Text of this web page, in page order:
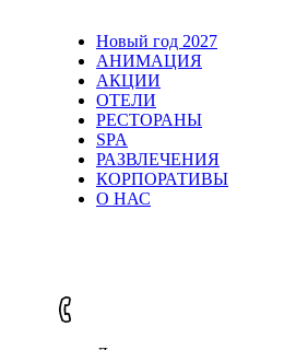
Новый год 2027
АНИМАЦИЯ
АКЦИИ
ОТЕЛИ
РЕСТОРАНЫ
SPA
РАЗВЛЕЧЕНИЯ
КОРПОРАТИВЫ
О НАС